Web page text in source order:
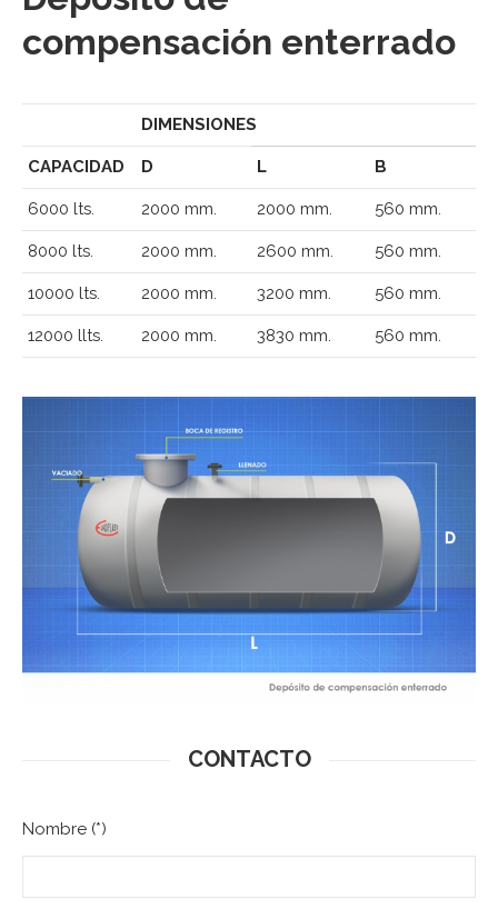
compensación enterrado
DIMENSIONES
CAPACIDAD D L B
6000 lts. 2000 mm. 2000 mm. 560 mm.
8000 lts. 2000 mm. 2600 mm. 560 mm.
10000 lts. 2000 mm. 3200 mm. 560 mm.
12000 llts. 2000 mm. 3830 mm. 560 mm.
CONTACTO
Nombre (*)